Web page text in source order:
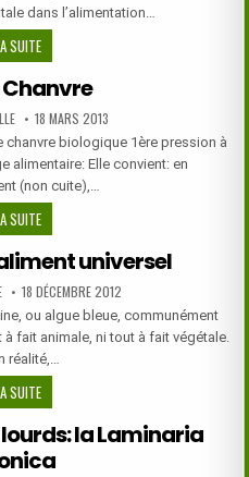
dans l’alimentation…
SUITEHUILE
DE
CAMELINE
Chanvre
PUBLISHED
DATE:
18 MARS 2013
chanvre biologique 1ère pression à
alimentaire: Elle convient: en
(non cuite),…
SUITEHUILE
DE
CHANVREuniversel
PUBLISHED
DATE:
18 DÉCEMBRE 2012
ou algue bleue, communément
fait animale, ni tout à fait végétale.
réalité,…
SUITELA
SPIRULINE,
UN
ALIMENT
la Laminaria